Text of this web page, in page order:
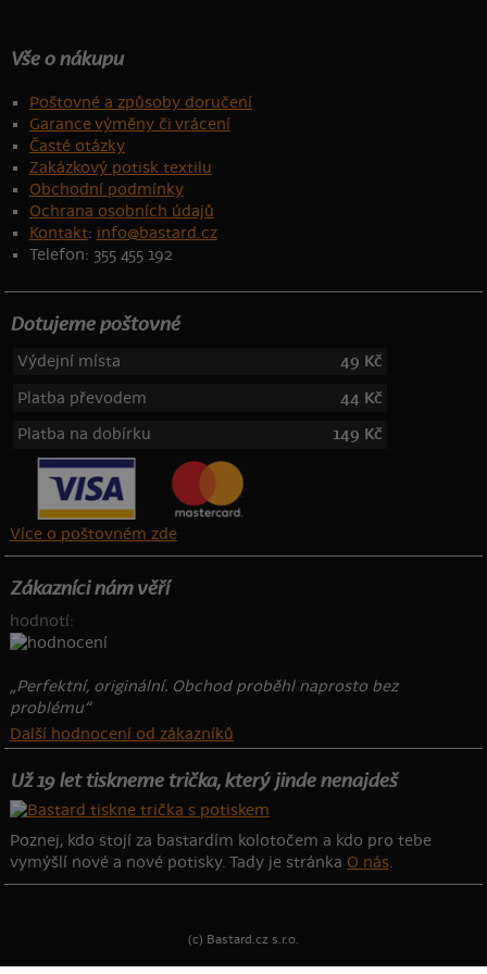
Vše o nákupu
Poštovné a způsoby doručení
Garance výměny či vrácení
Časté otázky
Zakázkový potisk textilu
Obchodní podmínky
Ochrana osobních údajů
Kontakt: info@bastard.cz
Telefon: 355 455 192
Dotujeme poštovné
Výdejní místa
49 Kč
Platba převodem
44 Kč
Platba na dobírku
149 Kč
Více o poštovném zde
Zákazníci nám věří
hodnotí:
„Perfektní, originální. Obchod proběhl naprosto bez
problému“
Další hodnocení od zákazníků
Už 19 let tiskneme trička, který jinde nenajdeš
Poznej, kdo stojí za bastardím kolotočem a kdo pro tebe
vymýšlí nové a nové potisky. Tady je stránka O nás.
(c) Bastard.cz s.r.o.